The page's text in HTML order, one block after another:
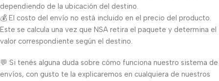
dependiendo de la ubicación del destino.
💰 El costo del envío no está incluido en el precio del producto.
Este se calcula una vez que NSA retira el paquete y determina el
valor correspondiente según el destino.
💬 Si tenés alguna duda sobre cómo funciona nuestro sistema de
envíos, con gusto te la explicaremos en cualquiera de nuestros